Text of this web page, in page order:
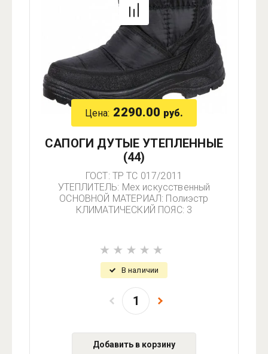
Цена: 2290.00 руб.
САПОГИ ДУТЫЕ УТЕПЛЕННЫЕ
(44)
ГОСТ: ТР ТС 017/2011
УТЕПЛИТЕЛЬ: Мех искусственный
ОСНОВНОЙ МАТЕРИАЛ: Полиэстр
КЛИМАТИЧЕСКИЙ ПОЯС: 3
В наличии
Добавить в корзину